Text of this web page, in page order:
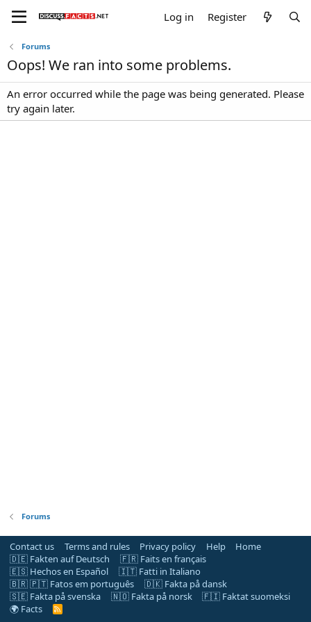
Log in Register
Forums
Oops! We ran into some problems.
An error occurred while the page was being generated. Please
try again later.
Forums
Contact us Terms and rules Privacy policy Help
Home
🇩🇪 Fakten auf Deutsch
🇫🇷 Faits en français
🇪🇸 Hechos en Español
🇮🇹 Fatti in Italiano
🇧🇷 🇵🇹 Fatos em português
🇩🇰 Fakta på dansk
🇸🇪 Fakta på svenska
🇳🇴 Fakta på norsk
🇫🇮 Faktat suomeksi
🌍 Facts
R